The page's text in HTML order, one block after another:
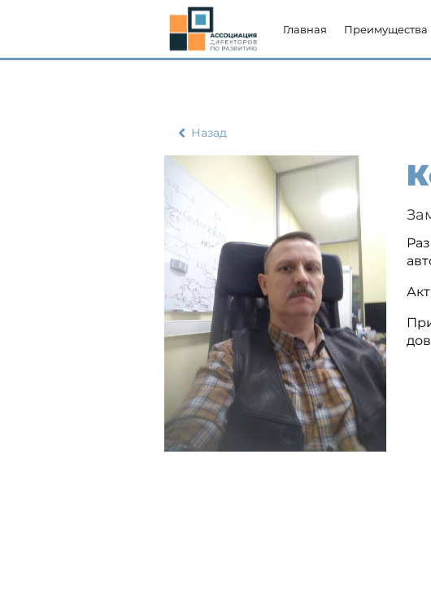
Главная Преимущества
Назад